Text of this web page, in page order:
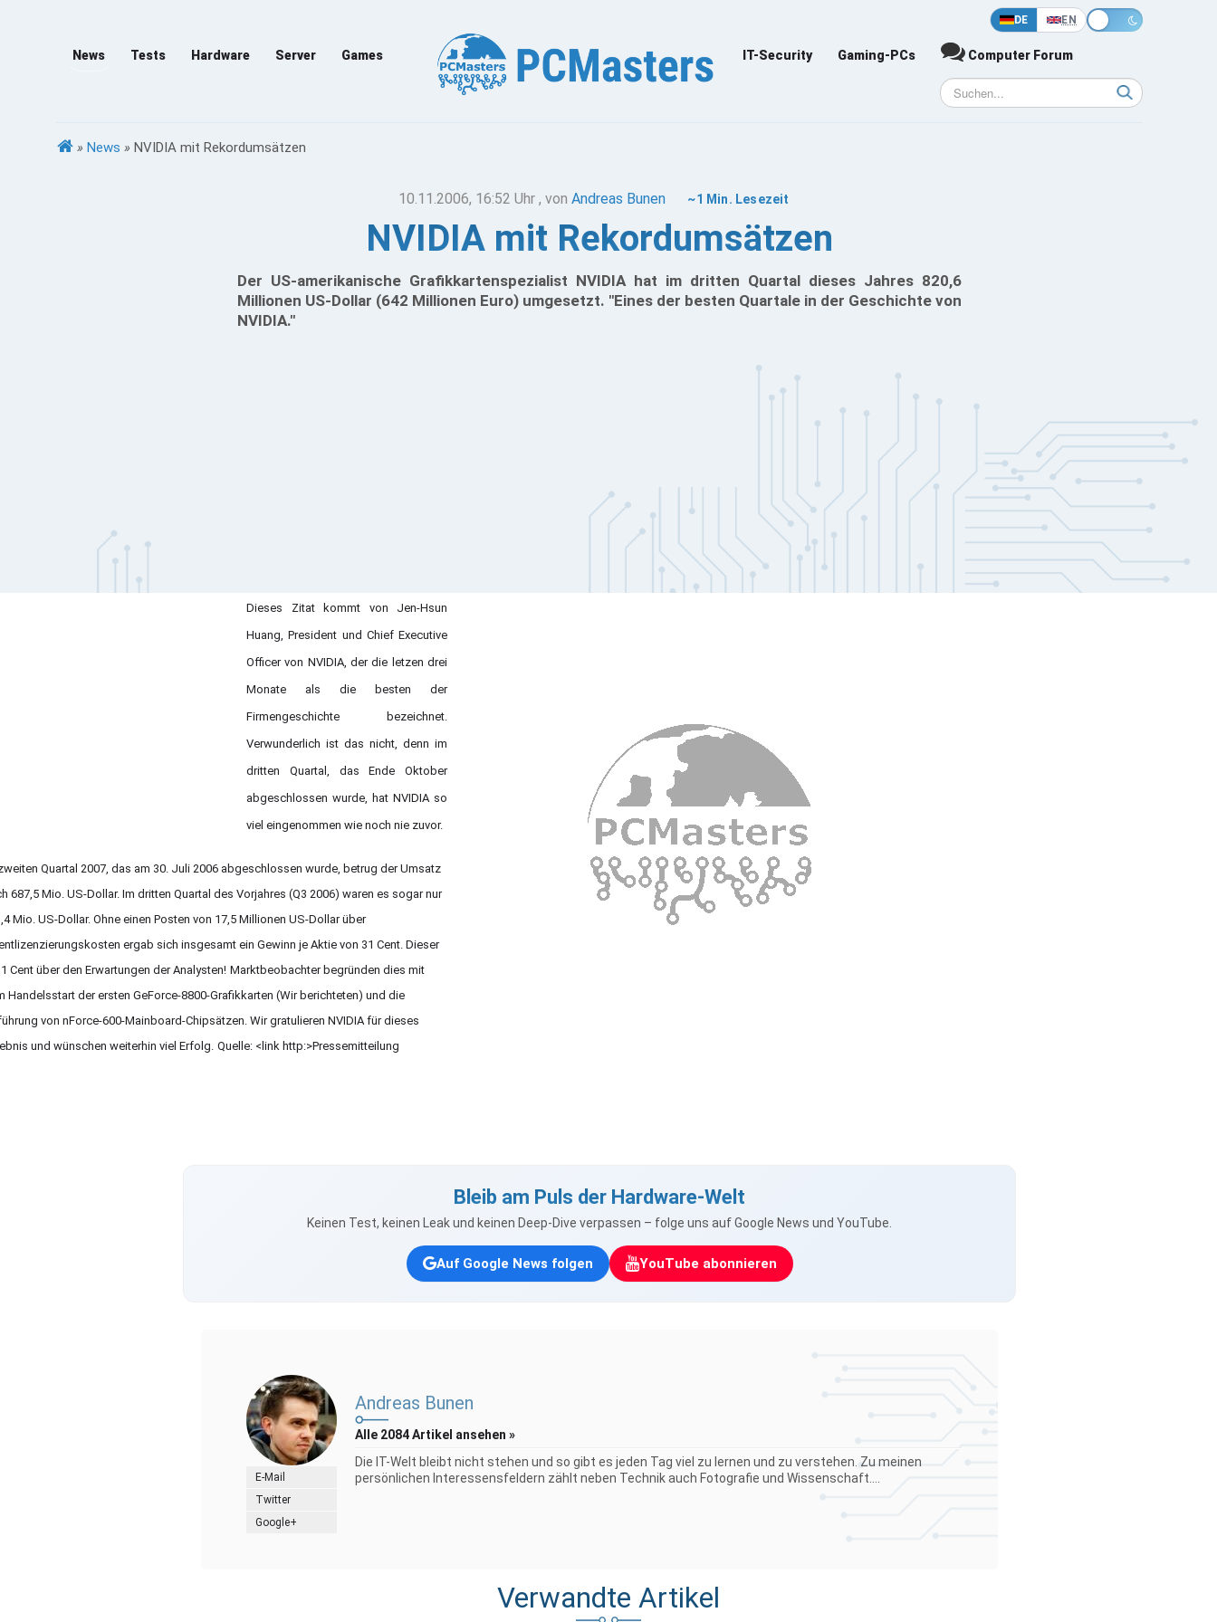
DE EN
News Tests Hardware Server Games IT-Security Gaming-PCs Computer Forum
» News » NVIDIA mit Rekordumsätzen
10.11.2006, 16:52 Uhr , vonAndreas Bunen ~1 Min. Lesezeit
NVIDIA mit Rekordumsätzen
Der US-amerikanische Grafikkartenspezialist NVIDIA hat im dritten Quartal dieses Jahres 820,6
Millionen US-Dollar (642 Millionen Euro) umgesetzt. "Eines der besten Quartale in der Geschichte von
NVIDIA."
Dieses Zitat kommt von Jen-Hsun
Huang, President und Chief Executive
Officer von NVIDIA, der die letzen drei
Monate als die besten der
Firmengeschichte bezeichnet.
Verwunderlich ist das nicht, denn im
dritten Quartal, das Ende Oktober
abgeschlossen wurde, hat NVIDIA so
viel eingenommen wie noch nie zuvor.
Quartal 2007, das am 30. Juli 2006 abgeschlossen wurde, betrug der Umsatz
687,5 Mio. US-Dollar. Im dritten Quartal des Vorjahres (Q3 2006) waren es sogar nur
Mio. US-Dollar. Ohne einen Posten von 17,5 Millionen US-Dollar über
ergab sich insgesamt ein Gewinn je Aktie von 31 Cent. Dieser
Cent über den Erwartungen der Analysten! Marktbeobachter begründen dies mit
Handelsstart der ersten GeForce-8800-Grafikkarten (Wir berichteten) und die
von nForce-600-Mainboard-Chipsätzen. Wir gratulieren NVIDIA für dieses
und wünschen weiterhin viel Erfolg. Quelle: <link http:>Pressemitteilung
Bleib am Puls der Hardware-Welt
Keinen Test, keinen Leak und keinen Deep-Dive verpassen – folge uns auf Google News und YouTube.
Auf Google News folgen YouTube abonnieren
E-Mail
Twitter
Google+
Andreas Bunen
Alle 2084 Artikel ansehen »
Die IT-Welt bleibt nicht stehen und so gibt es jeden Tag viel zu lernen und zu verstehen. Zu meinen
persönlichen Interessensfeldern zählt neben Technik auch Fotografie und Wissenschaft....
Verwandte Artikel